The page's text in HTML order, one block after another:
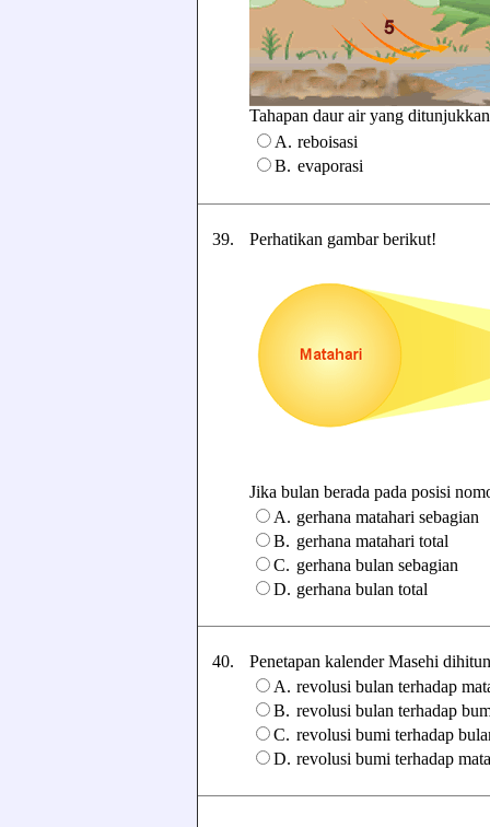
Tahapan daur air yang
A. reboisasi
B. evaporasi
39. Perhatikan gambar berikut!
Jika bulan berada pada posisi
A. gerhana matahari sebagian
B. gerhana matahari total
C. gerhana bulan sebagian
D. gerhana bulan total
40.
Penetapan kalender Masehi
A. revolusi bulan terhadap
B. revolusi bulan terhadap
C. revolusi bumi terhadap
D. revolusi bumi terhadap